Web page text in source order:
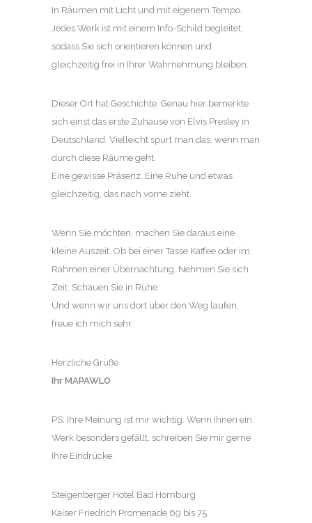
In Räumen mit Licht und mit eigenem Tempo.
Jedes Werk ist mit einem Info-Schild begleitet,
sodass Sie sich orientieren können und
gleichzeitig frei in Ihrer Wahrnehmung bleiben.
Dieser Ort hat Geschichte. Genau hier bemerkte
sich einst das erste Zuhause von Elvis Presley in
Deutschland. Vielleicht spürt man das, wenn man
durch diese Räume geht.
Eine gewisse Präsenz. Eine Ruhe und etwas
gleichzeitig, das nach vorne zieht.
Wenn Sie möchten, machen Sie daraus eine
kleine Auszeit. Ob bei einer Tasse Kaffee oder im
Rahmen einer Übernachtung. Nehmen Sie sich
Zeit. Schauen Sie in Ruhe.
Und wenn wir uns dort über den Weg laufen,
freue ich mich sehr.
Herzliche Grüße
Ihr MAPAWLO
PS: Ihre Meinung ist mir wichtig. Wenn Ihnen ein
Werk besonders gefällt, schreiben Sie mir gerne
Ihre Eindrücke.
Steigenberger Hotel Bad Homburg
Kaiser Friedrich Promenade 69 bis 75